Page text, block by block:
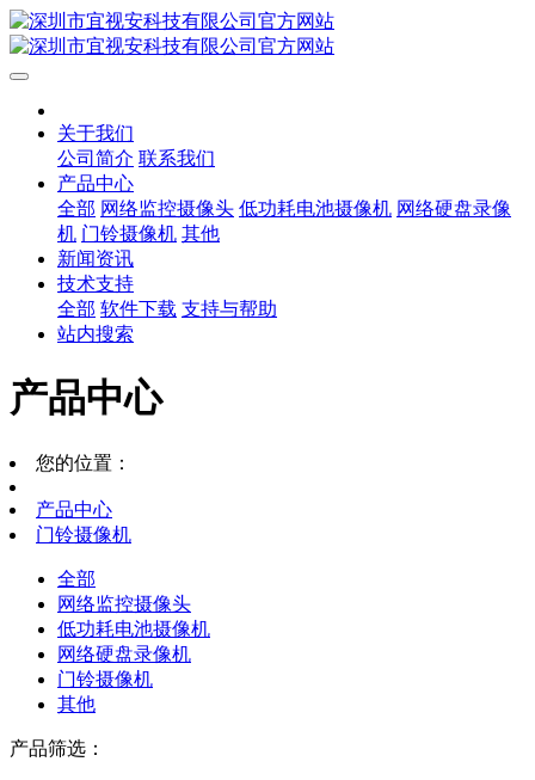
关于我们
公司简介 联系我们
产品中心
全部 网络监控摄像头 低功耗电池摄像机 网络硬盘录像
机 门铃摄像机 其他
新闻资讯
技术支持
全部 软件下载 支持与帮助
站内搜索
产品中心
您的位置：
产品中心
门铃摄像机
全部
网络监控摄像头
低功耗电池摄像机
网络硬盘录像机
门铃摄像机
其他
产品筛选：